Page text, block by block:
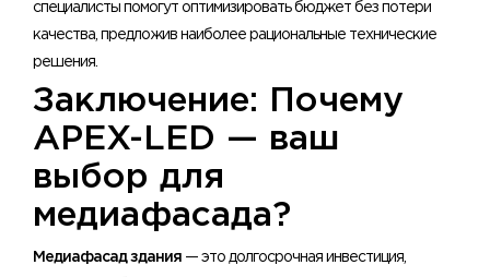
специалисты помогут оптимизировать бюджет без потери
качества, предложив наиболее рациональные технические
решения.
Заключение: Почему
APEX-LED — ваш
выбор для
медиафасада?
Медиафасад здания — это долгосрочная инвестиция,